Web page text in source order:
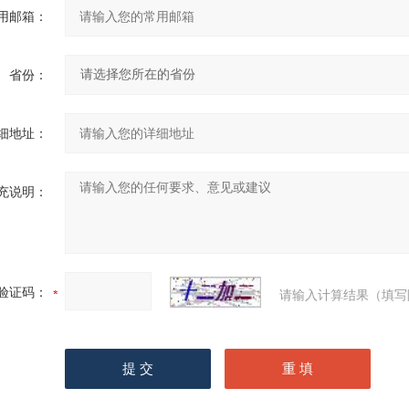
邮箱：
省份：
地址：
说明：
证码： 请输入计算结果（填